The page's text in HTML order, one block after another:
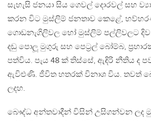
සැහැසි ජනයා සිය ගෙවල් දොරවල් සහ
කරන විට මුස්ලිම් ජනතාව කෙළේ,
ගොඩනැගිලිවල හෝ මුස්ලිම් පල්ලිවලට
දඬු පොලූ මුගුරු සහ පෙට‍්‍රල් බෝම්බ,
පත්විය. පැය 48 ක් තිස්සේ, ඇඳිරි නීතිය ද
ඇවිළුණි. ජීවිත හතරක් විනාශ විය. තවත්
ලදහ.
බෞද්ධ අන්තවාදීන් විසින් උසිගන්වන ලද